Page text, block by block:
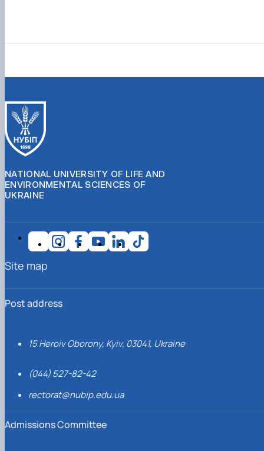
NATIONAL UNIVERSITY OF LIFE AND
ENVIRONMENTAL SCIENCES OF
UKRAINE
Post address
15 Heroiv Oborony, Kyiv, 03041, Ukraine
(044) 527-82-42
rectorat@nubip.edu.ua
Admissions Committee
Site map